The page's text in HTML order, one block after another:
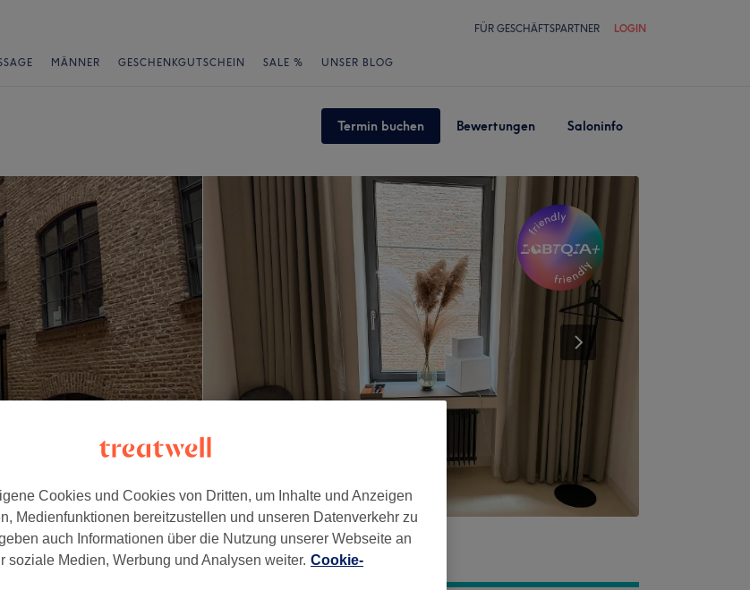
FÜR GESCHÄFTSPARTNER LOGIN
MÄNNER GESCHENKGUTSCHEIN SALE % UNSER BLOG
Termin buchen Bewertungen Saloninfo
den Hof, Köln, 50672
Cookies und Cookies von Dritten, um Inhalte und Anzeigen
Medienfunktionen bereitzustellen und unseren Datenverkehr zu
auch Informationen über die Nutzung unserer Webseite an
soziale Medien, Werbung und Analysen weiter. Cookie-